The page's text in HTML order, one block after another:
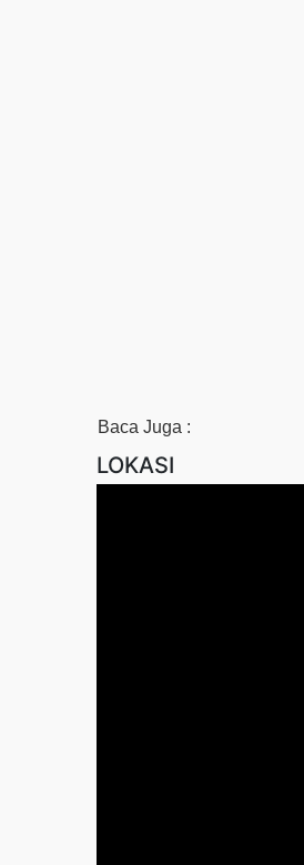
Baca Juga :
LOKASI